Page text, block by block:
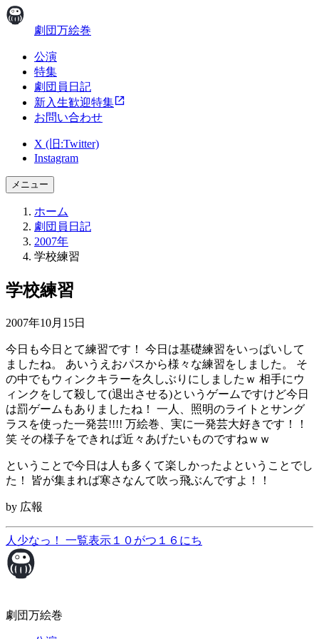
劇団万絵巻
公演
特集
劇団員日記
新入生歓迎特集
お問い合わせ
X (旧:Twitter)
Instagram
メニュー
ホーム
劇団員日記
2007年
学校練習
学校練習
2007年10月15日
今日も今日とて練習です！ 今日は基礎練習をいっぱいして
ましたね。 あいうえおパスから様々な練習をしました。 そ
の中でもウィンクキラーを久しぶりにしましたｗ 相手にウ
ィンクをして殺して(退出させる)というゲームですけど今日
は罰ゲームもありましたね！ 一人、照明のライトとサング
ラスを使った一発芸!!!! 万絵巻、実に一発芸大好きです！！
笑 その様子をできれば近々あげたいものですねｗｗ
ということで今日は人も多くて楽しかったよということでし
た！ 皆が集まれば寒さなんて吹っ飛ぶんですよ！！
by 広報
人少なっ！ 一覧表示 １０がつ１６にち
劇団万絵巻